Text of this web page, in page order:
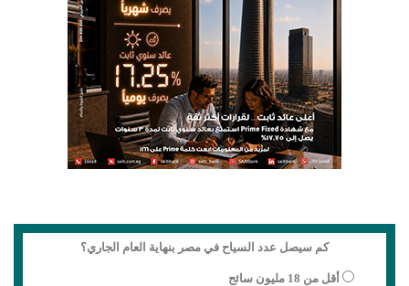
كم سيصل عدد السياح في مصر بنهاية العام الجاري؟
أقل من 18 مليون سائح